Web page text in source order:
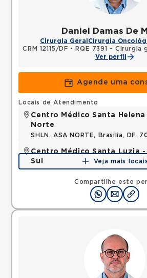
Daniel Damas De
Cirurgia Geral Cirurgia
CRM 12115/DF • RQE 7391 - Cirurgia
Ver perfil
Agende uma
Compartilhe este
Locais de Atendimento
Centro Médico Santa Helena
Norte
SHLN, ASA NORTE, Brasilia, DF,
Centro Médico Santa Luzia -
Sul
SHLS, ASA SUL, Brasilia, DF,
Veja mais locais